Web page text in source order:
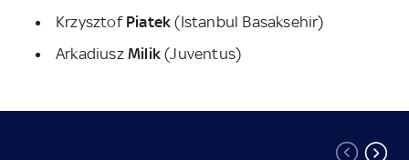
Krzysztof Piatek(Istanbul Basaksehir)
Arkadiusz Milik(Juventus)